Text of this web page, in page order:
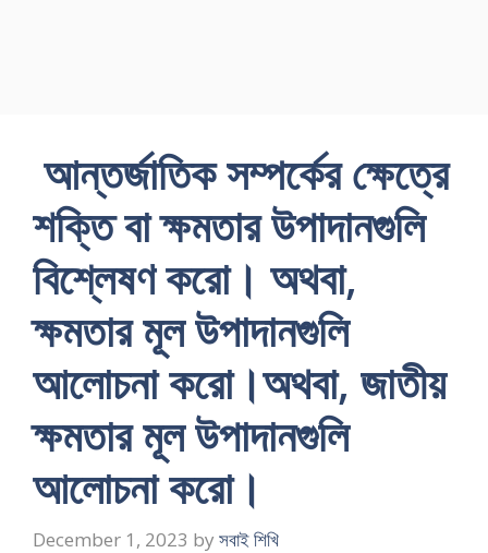
আন্তর্জাতিক সম্পর্কের ক্ষেত্রে
শক্তি বা ক্ষমতার উপাদানগুলি
বিশ্লেষণ করো। অথবা,
ক্ষমতার মূল উপাদানগুলি
আলোচনা করো।অথবা, জাতীয়
ক্ষমতার মূল উপাদানগুলি
আলোচনা করো।
December 1, 2023 by সবাই শিখি